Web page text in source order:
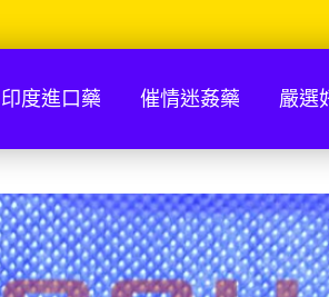
印度進口藥 催情迷姦藥 嚴選